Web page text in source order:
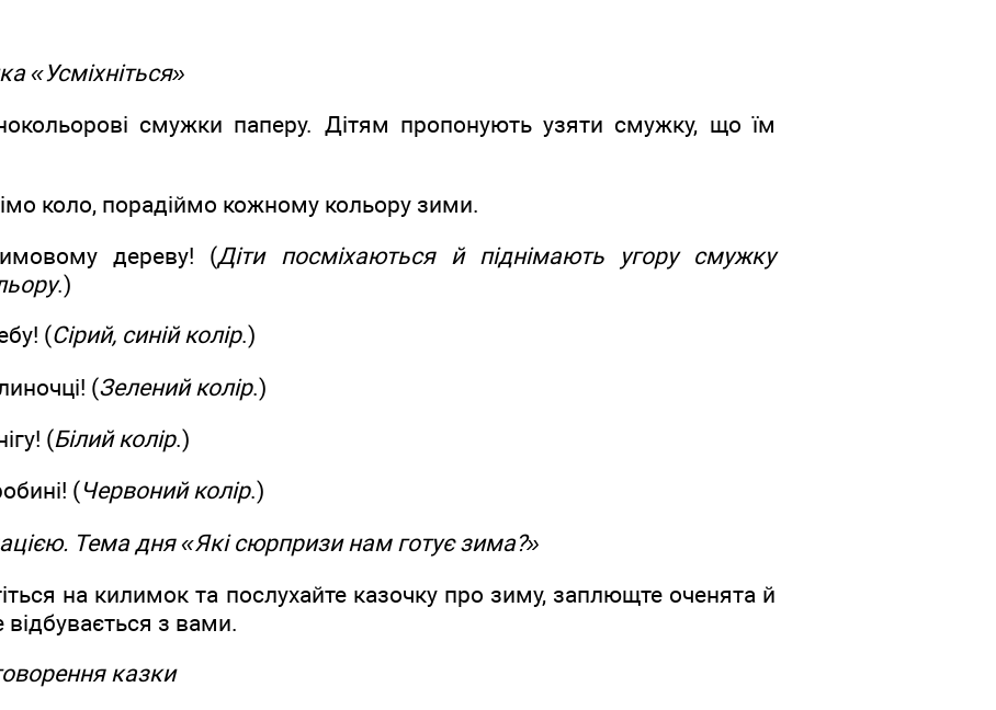
«Усміхніться»
смужки паперу. Дітям пропонують узяти смужку, що їм
коло, порадіймо кожному кольору зими.
дереву! (Діти посміхаються й піднімають угору смужку
.)
(Сірий, синій колір.)
(Зелений колір.)
(Білий колір.)
(Червоний колір.)
Тема дня «Які сюрпризи нам готує зима?»
на килимок та послухайте казочку про зиму, заплющте оченята й
відбувається з вами.
казки